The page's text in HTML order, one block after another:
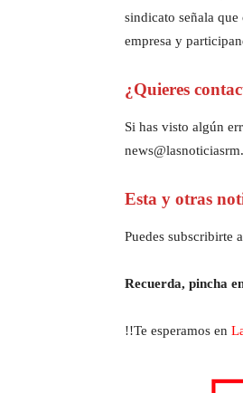
sindicato señala
empresa y
¿Quieres
Si has visto algún
Esta y otras
Puedes subscribirte
Recuerda, pincha
!!Te esperamos en